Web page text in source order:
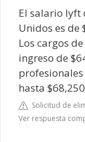
El salario lyft
Unidos es de
Los cargos
ingreso de
hasta
Solicitud de
Ver respuesta